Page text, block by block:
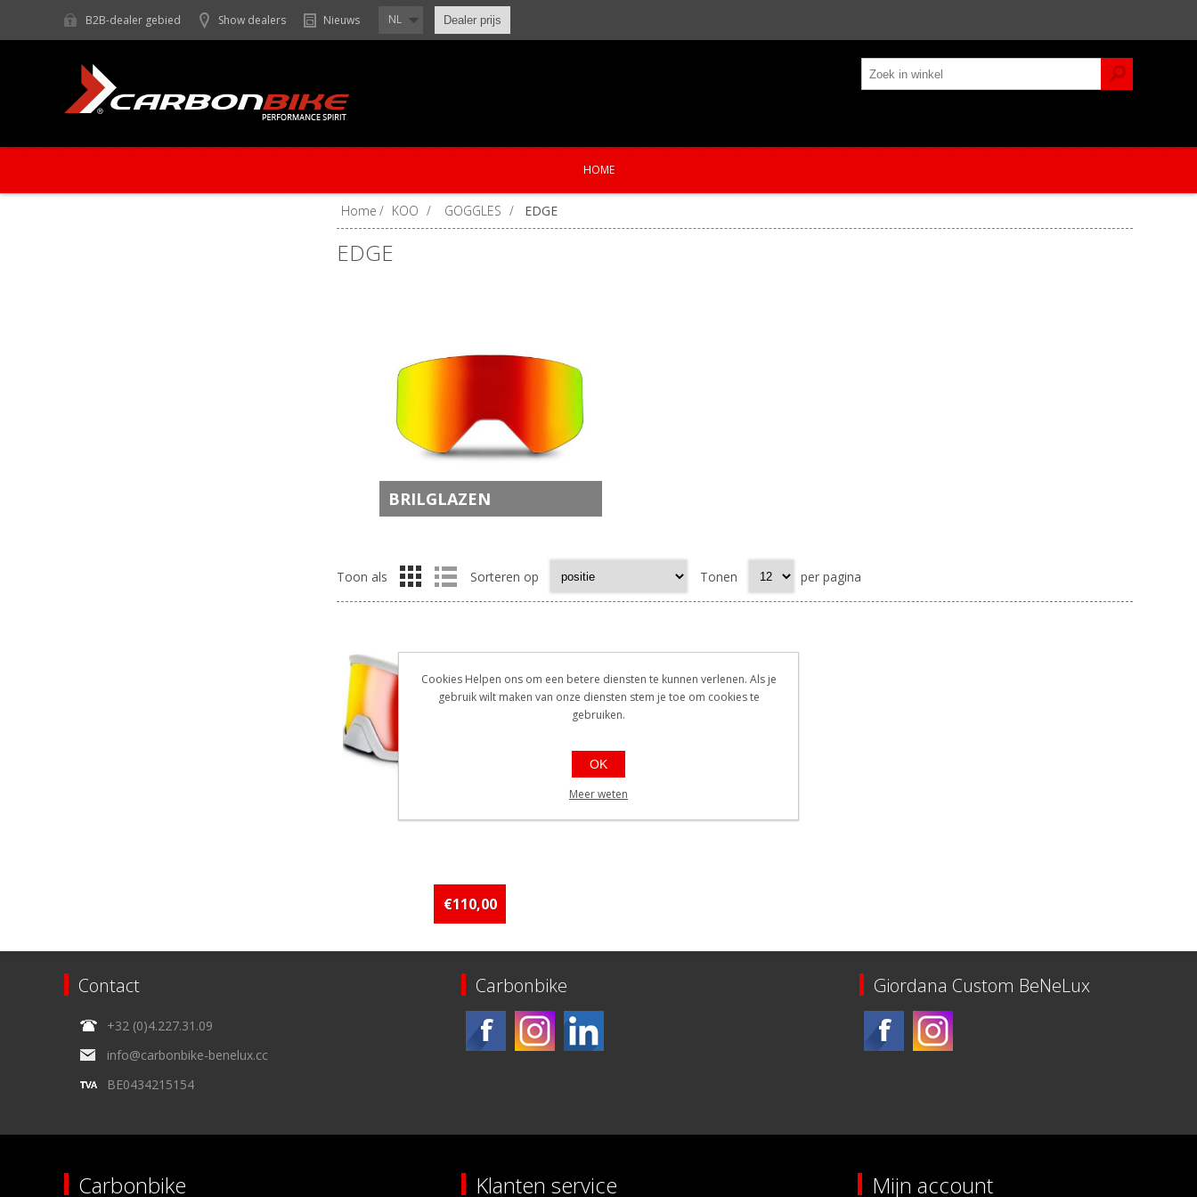
B2B-dealer gebied Show dealers Nieuws NL Dealer prijs
HOME
Home / KOO / GOGGLES / EDGE
EDGE
BRILGLAZEN
Toon als Sorteren op Tonen per pagina
€110,00
Contact
+32 (0)4.227.31.09
info@carbonbike-benelux.cc
BE0434215154
Carbonbike Giordana Custom BeNeLux
Carbonbike Klanten service Mijn account
Cookies Helpen ons om een betere diensten te kunnen verlenen. Als je
gebruik wilt maken van onze diensten stem je toe om cookies te
gebruiken.
OK
Meer weten